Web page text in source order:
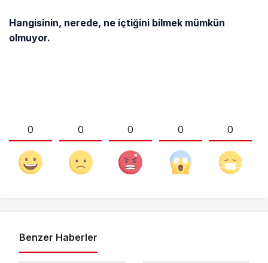
Hangisinin, nerede, ne içtiğini bilmek mümkün
olmuyor.
0 0 0 0 0
Benzer Haberler